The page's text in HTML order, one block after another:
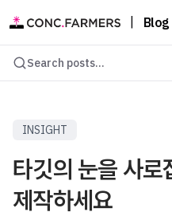
Blog
Search posts...
INSIGHT
타깃의 눈을 사
제작하세요